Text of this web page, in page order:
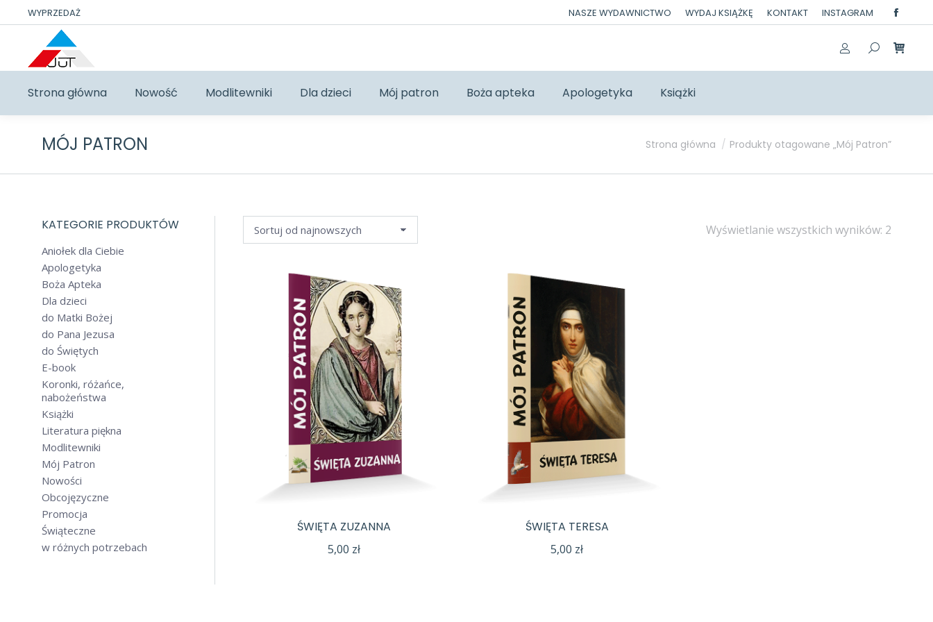
WYPRZEDAŻ NASZE WYDAWNICTWO WYDAJ KSIĄŻKĘ KONTAKT INSTAGRAM
page
opens
in
Strona główna Nowość Modlitewniki Dla dzieci Mój patron Boża apteka Apologetyka Książki
MÓJ PATRON Jesteś tutaj:
Strona główna Produkty otagowane „Mój Patron”
Wyświetlanie wszystkich wyników: 2
ŚWIĘTA ZUZANNA
5,00 zł
ŚWIĘTA TERESA
5,00 zł
KATEGORIE PRODUKTÓW
Aniołek dla Ciebie
Apologetyka
Boża Apteka
Dla dzieci
do Matki Bożej
do Pana Jezusa
do Świętych
E-book
Koronki, różańce,
nabożeństwa
Książki
Literatura piękna
Modlitewniki
Mój Patron
Nowości
Obcojęzyczne
Promocja
Świąteczne
w różnych potrzebach